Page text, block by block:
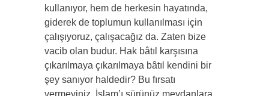
kullanıyor, hem de herkesin hayatında,
giderek de toplumun kullanılması için
çalışıyoruz, çalışacağız da. Zaten bize
vacib olan budur. Hak bâtıl karşısına
çıkarılmaya çıkarılmaya bâtıl kendini bir
şey sanıyor haldedir? Bu fırsatı